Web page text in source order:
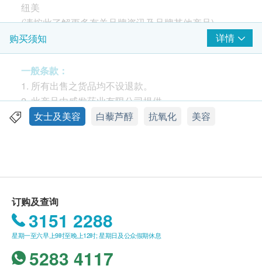
纽美
(请按此了解更多有关品牌资讯及品牌其他产品)
产地
美国
有效期
18个月
包装
60粒
功效
成份
白藜芦醇、明胶(动物胶囊)、硬脂酸镁(稳定剂)
用法
35岁以下，每日1粒；35岁以上，每日1次，每次2粒
产品包装
购买须知 详情
一般条款：
1. 所有出售之货品均不设退款。
2. 此产品由威发药业有限公司提供。
3. 如有任何争议，威发药业有限公司及健康网购
（不包括需入仓等附加费）。每张订单账单总额未满
HK$300需附加HK$30运费。(该费用并不包括任何运
输附加费)。
2. 我们将於确定订单後3-5个工作天内安排发货。
3. 不排除运送时间会因节日而有所影响。当八号烈风
女士及美容 白藜芦醇 抗氧化 美容
订购及查询
3151 2288
星期一至六早上9时至晚上12时; 星期日及公众假期休息
5283 4117